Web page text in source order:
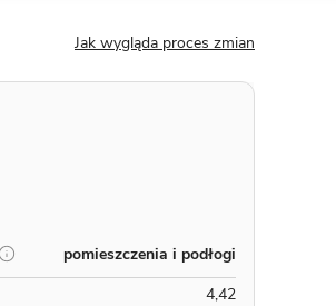
Jak wygląda proces zmian
pomieszczenia i podłogi
4,42